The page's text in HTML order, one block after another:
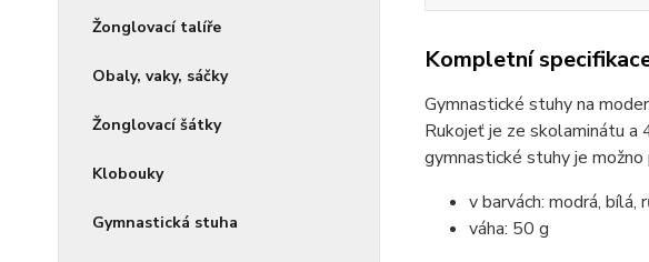
Žonglovací talíře
Obaly, vaky, sáčky
Žonglovací šátky
Klobouky
Gymnastická stuha
Kompletní
Gymnastické stuhy na
Rukojeť je ze skolaminátu a
gymnastické stuhy je
v barvách: modrá, bílá,
váha: 50 g